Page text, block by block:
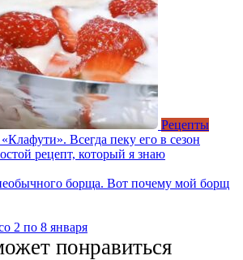
Рецепты
Всегда пеку его в сезон
рецепт, который я знаю
борща. Вот почему мой борщ
2 по 8 января
понравиться